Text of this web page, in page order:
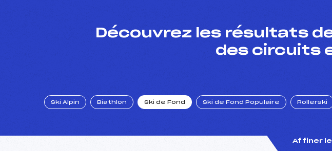
Découvrez les résultats
des circuits
Ski Alpin Biathlon Ski de Fond Ski de Fond Populaire Rollerski
Affiner